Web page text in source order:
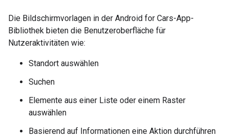
Die Bildschirmvorlagen in der Android for Cars-App-
Bibliothek bieten die Benutzeroberfläche für
Nutzeraktivitäten wie:
Standort auswählen
Suchen
Elemente aus einer Liste oder einem Raster
auswählen
Basierend auf Informationen eine Aktion durchführen